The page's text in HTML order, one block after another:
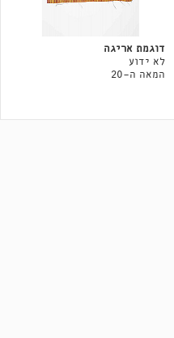
דוגמת אריגה
לא ידוע
המאה ה-20